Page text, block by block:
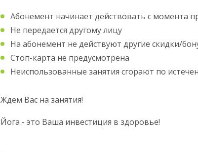
Абонемент начинает действовать с момента
Не передается другому лицу
На абонемент не действуют другие скидки/
Стоп-карта не предусмотрена
Неиспользованные занятия сгорают по
Ждем Вас на занятия!
Йога - это Ваша инвестиция в здоровье!